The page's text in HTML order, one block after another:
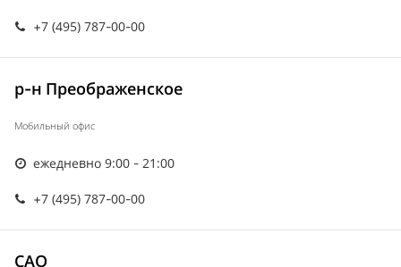
+7 (495) 787-00-00
р-н Преображенское
Мобильный офис
ежедневно 9:00 - 21:00
+7 (495) 787-00-00
САО